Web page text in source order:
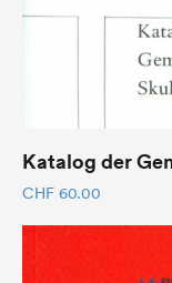
Katalog der
CHF 60.00